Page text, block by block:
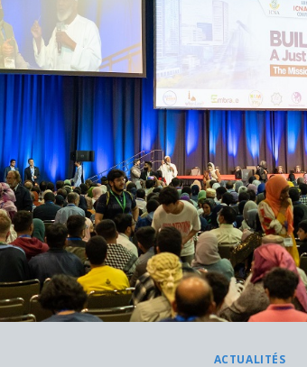
ACTUALITÉS